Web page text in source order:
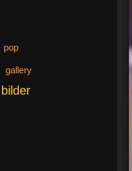
bilder
pop
gallery